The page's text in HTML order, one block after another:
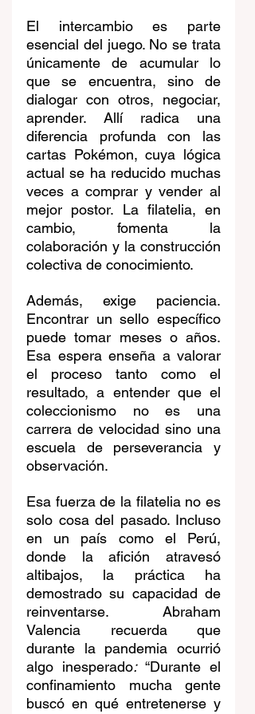
El intercambio es parte
esencial del juego. No se trata
únicamente de acumular lo
que se encuentra, sino de
dialogar con otros, negociar,
aprender. Allí radica una
diferencia profunda con las
cartas Pokémon, cuya lógica
actual se ha reducido muchas
veces a comprar y vender al
mejor postor. La filatelia, en
cambio, fomenta la
colaboración y la construcción
colectiva de conocimiento.
Además, exige paciencia.
Encontrar un sello específico
puede tomar meses o años.
Esa espera enseña a valorar
el proceso tanto como el
resultado, a entender que el
coleccionismo no es una
carrera de velocidad sino una
escuela de perseverancia y
observación.
Esa fuerza de la filatelia no es
solo cosa del pasado. Incluso
en un país como el Perú,
donde la afición atravesó
altibajos, la práctica ha
demostrado su capacidad de
reinventarse. Abraham
Valencia recuerda que
durante la pandemia ocurrió
algo inesperado: “Durante el
confinamiento mucha gente
buscó en qué entretenerse y